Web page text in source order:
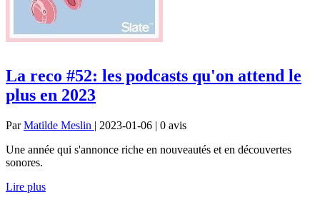
La reco #52: les podcasts qu'on attend le
plus en 2023
ParMatilde Meslin | 2023-01-06 | 0 avis
Une année qui s'annonce riche en nouveautés et en découvertes
sonores.
Lire plus